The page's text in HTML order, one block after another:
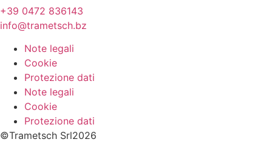
+39 0472 836143
info@trametsch.bz
Note legali
Cookie
Protezione dati
Note legali
Cookie
Protezione dati
©Trametsch Srl2026